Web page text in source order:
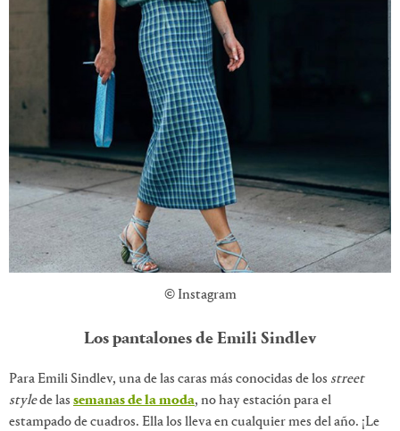
© Instagram
Los pantalones de Emili Sindlev
Para Emili Sindlev, una de las caras más conocidas de los street
stylede las semanas de la moda, no hay estación para el
estampado de cuadros. Ella los lleva en cualquier mes del año. ¡Le